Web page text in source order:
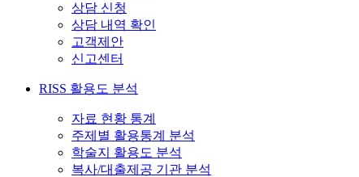
상담 신청
상담 내역 확인
고객제안
신고센터
RISS 활용도 분석
자료 현황 통계
주제별 활용통계 분석
학술지 활용도 분석
복사/대출제공 기관 분석